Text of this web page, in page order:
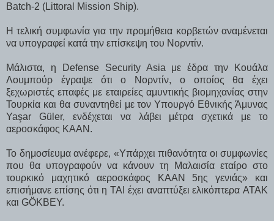
Batch-2 (Littoral Mission Ship).
Η τελική συμφωνία για την προμήθεια κορβετών αναμένεται
να υπογραφεί κατά την επίσκεψη του Νορντίν.
Μάλιστα, η Defense Security Asia με έδρα την Κουάλα
Λουμπούρ έγραψε ότι ο Νορντίν, ο οποίος θα έχει
ξεχωριστές επαφές με εταιρείες αμυντικής βιομηχανίας στην
Τουρκία και θα συναντηθεί με τον Υπουργό Εθνικής Άμυνας
Yaşar Güler, ενδέχεται να λάβει μέτρα σχετικά με το
αεροσκάφος KAAN.
Το δημοσίευμα ​​ανέφερε, «Υπάρχει πιθανότητα οι συμφωνίες
που θα υπογραφούν να κάνουν τη Μαλαισία εταίρο στο
τουρκικό μαχητικό αεροσκάφος KAAN 5ης γενιάς» και
επισήμανε επίσης ότι η TAI έχει αναπτύξει ελικόπτερα ATAK
και GÖKBEY.